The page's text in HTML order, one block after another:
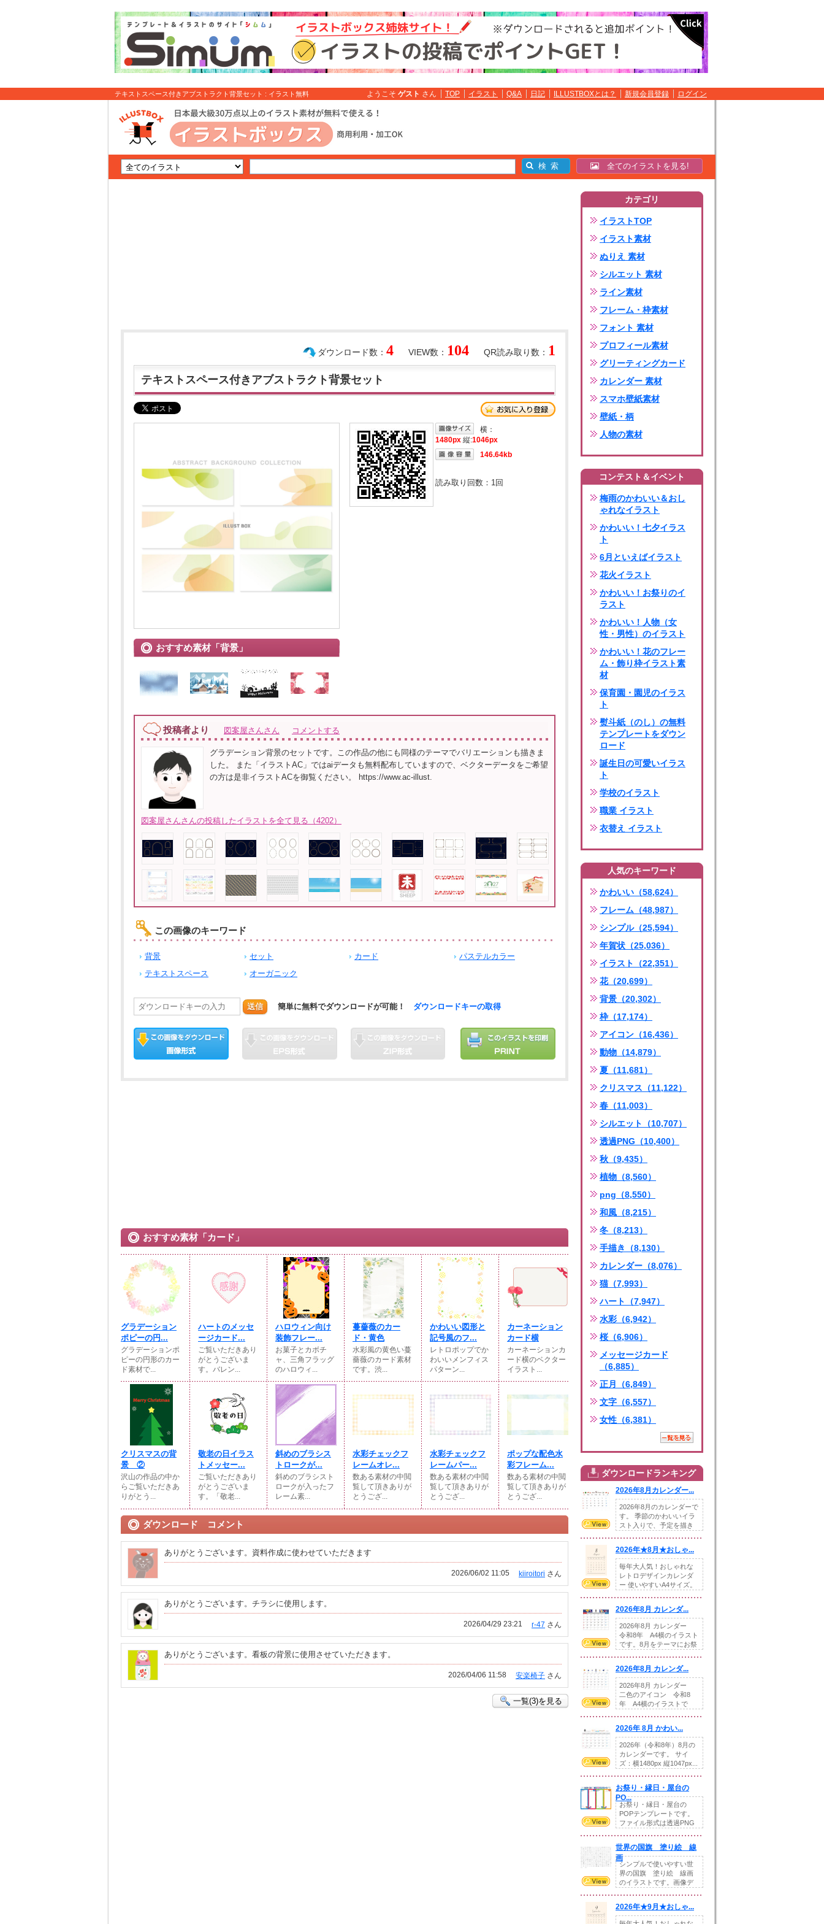
テキストスペース付きアブストラクト背景セット : イラスト無料 ようこそ ゲスト さん TOP イラスト Q&A 日記 ILLUSTBOXとは？ 新規会員登録 ログイン
全てのイラストを見る!
QR読み取り数： 1
VIEW数： 104
ダウンロード数： 4
テキストスペース付きアブストラクト背景セット
おすすめ素材「背景」
横：
1480px 縦:1046px
146.64kb
読み取り回数： 1回
投稿者より 図案屋さんさん コメントする
グラデーション背景のセットです。この作品の他にも同様のテーマでバリエーションも描きま
した。 また「イラストAC」ではaiデータも無料配布していますので、ベクターデータをご希望
の方は是非イラストACを御覧ください。 https://www.ac-illust.
図案屋さんさんの投稿したイラストを全て見る（4202）
この画像のキーワード
背景 セット カード
パステルカラー
テキストスペース
オーガニック
送信 簡単に無料でダウンロードが可能！ ダウンロードキーの取得
おすすめ素材「カード」
グラデーション
ポピーの円...
グラデーションポ
ピーの円形のカー
ド素材で...
ハートのメッセ
ージカード...
ご覧いただきあり
がとうございま
す。バレン...
ハロウィン向け
装飾フレー...
お菓子とカボチ
ャ、三角フラッグ
のハロウィ...
蔓薔薇のカー
ド・黄色
水彩風の黄色い蔓
薔薇のカード素材
です。渋...
かわいい図形と
記号風のフ...
レトロポップでか
わいいメンフィス
パターン...
カーネーション
カード横
カーネーションカ
ード横のベクター
イラスト...
クリスマスの背
景 ②
沢山の作品の中か
らご覧いただきあ
りがとう...
敬老の日イラス
トメッセー...
ご覧いただきあり
がとうございま
す。「敬老...
斜めのブラシス
トロークが...
斜めのブラシスト
ロークが入ったフ
レーム素...
水彩チェックフ
レームオレ...
数ある素材の中閲
覧して頂きありが
とうござ...
水彩チェックフ
レームパー...
数ある素材の中閲
覧して頂きありが
とうござ...
ポップな配色水
彩フレーム...
数ある素材の中閲
覧して頂きありが
とうござ...
ダウンロード コメント
ありがとうございます。資料作成に使わせていただきます
kiiroitori さん
2026/06/02 11:05
ありがとうございます。チラシに使用します。
r-47 さん
2026/04/29 23:21
ありがとうございます。看板の背景に使用させていただきます。
安楽椅子 さん
2026/04/06 11:58
一覧(3)を見る
カテゴリ
イラストTOP
イラスト素材
ぬりえ 素材
シルエット 素材
ライン素材
フレーム・枠素材
フォント 素材
プロフィール素材
グリーティングカード
カレンダー 素材
スマホ壁紙素材
壁紙・柄
人物の素材
コンテスト＆イベント
梅雨のかわいい＆おし
ゃれなイラスト
かわいい！七夕イラス
ト
6月といえばイラスト
花火イラスト
かわいい！お祭りのイ
ラスト
かわいい！人物（女
性・男性）のイラスト
かわいい！花のフレー
ム・飾り枠イラスト素
材
保育園・園児のイラス
ト
熨斗紙（のし）の無料
テンプレートをダウン
ロード
誕生日の可愛いイラス
ト
学校のイラスト
職業 イラスト
衣替え イラスト
人気のキーワード
かわいい（58,624）
フレーム（48,987）
シンプル（25,594）
年賀状（25,036）
イラスト（22,351）
花（20,699）
背景（20,302）
枠（17,174）
アイコン（16,436）
動物（14,879）
夏（11,681）
クリスマス（11,122）
春（11,003）
シルエット（10,707）
透過PNG（10,400）
秋（9,435）
植物（8,560）
png（8,550）
和風（8,215）
冬（8,213）
手描き（8,130）
カレンダー（8,076）
猫（7,993）
ハート（7,947）
水彩（6,942）
桜（6,906）
メッセージカード
（6,885）
正月（6,849）
文字（6,557）
女性（6,381）
ダウンロードランキング
2026年8月カレンダー...
2026年8月のカレンダーで
す。 季節のかわいいイラ
スト入りで、予定を描き
2026年★8月★おしゃ...
毎年大人気！おしゃれな
レトロデザインカレンダ
ー 使いやすいA4サイズ。
2026年8月 カレンダ...
2026年8月 カレンダー
令和8年 A4横のイラスト
です。8月をテーマにお祭
2026年8月 カレンダ...
2026年8月 カレンダー
二色のアイコン 令和8
年 A4横のイラストで
2026年 8月 かわい...
2026年（令和8年）8月の
カレンダーです。 サイ
ズ：横1480px 縦1047px...
お祭り・縁日・屋台の
PO...
お祭り・縁日・屋台の
POPテンプレートです。
ファイル形式は透過PNG
世界の国旗 塗り絵 線
画
シンプルで使いやすい世
界の国旗 塗り絵 線画
のイラストです。画像デ
2026年★9月★おしゃ...